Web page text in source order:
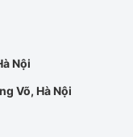
Nội
Võ, Hà Nội